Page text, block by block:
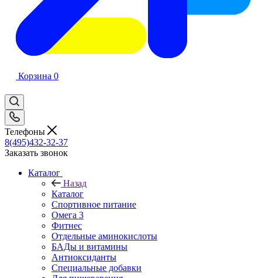
Корзина 0
Телефоны
8(495)432-32-37
Заказать звонок
Каталог
Назад
Каталог
Спортивное питание
Омега 3
Фитнес
Отдельные аминокислоты
БАДы и витамины
Антиоксиданты
Специальные добавки